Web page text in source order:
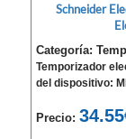
Schneider
Categoría:
Temporizador
del dispositivo:
Precio: